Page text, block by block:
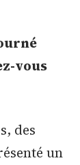
vous
des
un